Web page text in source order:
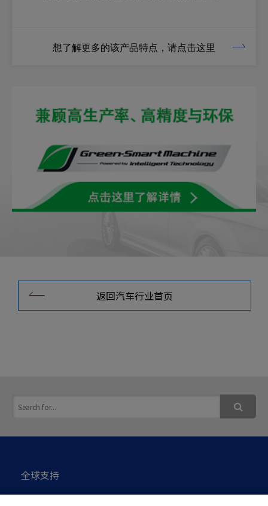
想了解更多的该产品特点，请点击这里
返回汽车行业首页
全球支持